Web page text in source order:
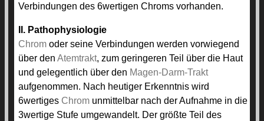
Verbindungen des 6wertigen Chroms vorhanden.
II. Pathophysiologie
Chrom oder seine Verbindungen werden vorwiegend
über den Atemtrakt, zum geringeren Teil über die Haut
und gelegentlich über den Magen-Darm-Trakt
aufgenommen. Nach heutiger Erkenntnis wird
6wertiges Chrom unmittelbar nach der Aufnahme in die
3wertige Stufe umgewandelt. Der größte Teil des